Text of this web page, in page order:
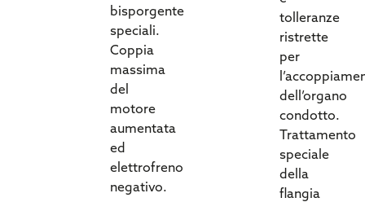
bisporgente
speciali.
Coppia
massima
del
motore
aumentata
ed
elettrofreno
negativo.
tolleranze
ristrette
per
dell’organo
condotto.
Trattamento
speciale
della
flangia